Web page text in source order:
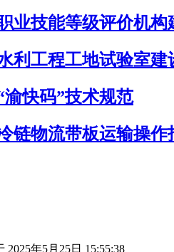
业技能等级评价机构
利工程工地试验室
渝快码”技术规范
链物流带板运输操作
2025年5月25日 15:55:38